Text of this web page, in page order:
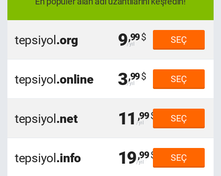
tepsiyol.org 9,99 SEÇ
tepsiyol.online 3,99 SEÇ
tepsiyol.net 11 ,99 SEÇ
tepsiyol.info 19,99 SEÇ